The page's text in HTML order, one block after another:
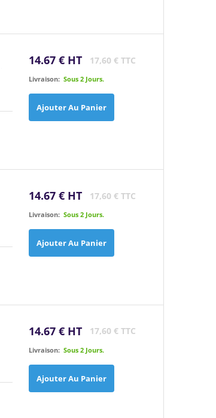
14.67 € HT 17,60 € TTC
Livraison: Sous 2 Jours.
Ajouter Au Panier
14.67 € HT 17,60 € TTC
Livraison: Sous 2 Jours.
Ajouter Au Panier
14.67 € HT 17,60 € TTC
Livraison: Sous 2 Jours.
Ajouter Au Panier